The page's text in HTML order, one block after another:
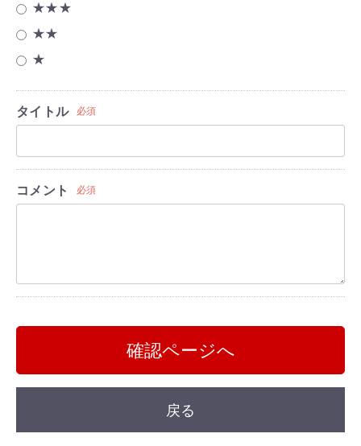
★★★
★★
★
タイトル 必須
コメント 必須
確認ページへ
戻る